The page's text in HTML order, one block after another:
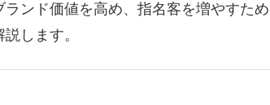
ンド価値を高め、指名客を増やすため
します。